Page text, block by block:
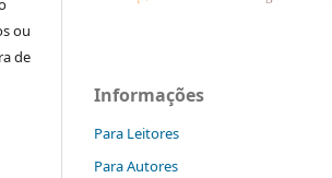
ou
de
Informações
Para Leitores
Para Autores